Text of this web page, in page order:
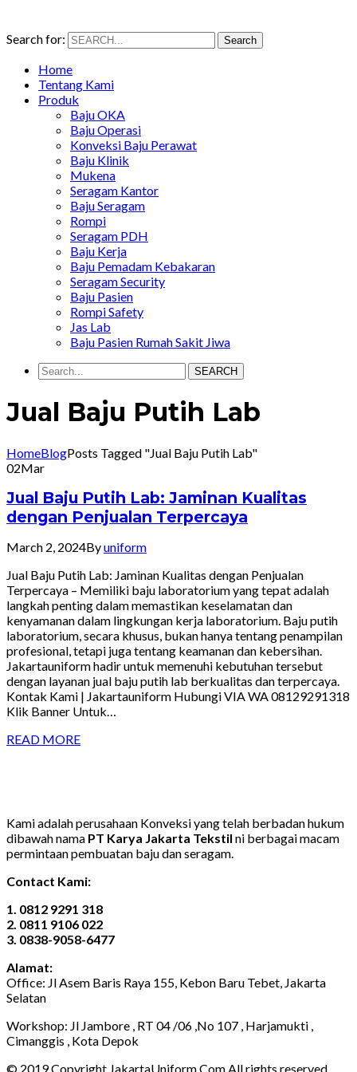
Search for: Search
Home
Tentang Kami
Produk
Baju OKA
Baju Operasi
Konveksi Baju Perawat
Baju Klinik
Mukena
Seragam Kantor
Baju Seragam
Rompi
Seragam PDH
Baju Kerja
Baju Pemadam Kebakaran
Seragam Security
Baju Pasien
Rompi Safety
Jas Lab
Baju Pasien Rumah Sakit Jiwa
SEARCH
Jual Baju Putih Lab
HomeBlogPosts Tagged "Jual Baju Putih Lab"
02Mar
Jual Baju Putih Lab: Jaminan Kualitas
dengan Penjualan Terpercaya
March 2, 2024Byuniform
Jual Baju Putih Lab: Jaminan Kualitas dengan Penjualan
Terpercaya – Memiliki baju laboratorium yang tepat adalah
langkah penting dalam memastikan keselamatan dan
kenyamanan dalam lingkungan kerja laboratorium. Baju putih
laboratorium, secara khusus, bukan hanya tentang penampilan
profesional, tetapi juga tentang keamanan dan kebersihan.
Jakartauniform hadir untuk memenuhi kebutuhan tersebut
dengan layanan jual baju putih lab berkualitas dan terpercaya.
Kontak Kami | Jakartauniform Hubungi VIA WA 08129291318
Klik Banner Untuk…
READ MORE
Kami adalah perusahaan Konveksi yang telah berbadan hukum
dibawah nama PT Karya Jakarta Tekstil ni berbagai macam
permintaan pembuatan baju dan seragam.
Contact Kami:
1. 0812 9291 318
2. 0811 9106 022
3. 0838-9058-6477
Alamat:
Office: Jl Asem Baris Raya 155, Kebon Baru Tebet, Jakarta
Selatan
Workshop: Jl Jambore , RT 04 /06 ,No 107 , Harjamukti ,
Cimanggis , Kota Depok
© 2019 Copyright JakartaUniform.Com All rights reserved.